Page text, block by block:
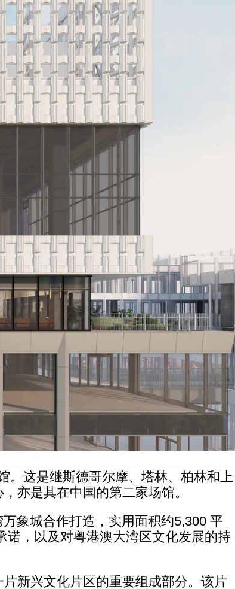
。这是继斯德哥尔摩、塔林、柏林和上
亦是其在中国的第二家场馆。
象城合作打造，实用面积约5,300 平
诺，以及对粤港澳大湾区文化发展的持
新兴文化片区的重要组成部分。该片